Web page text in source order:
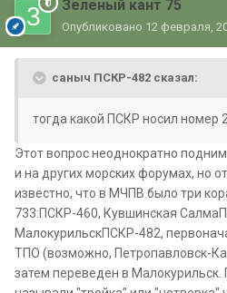
Зеленый кант 75
Опубликовано 12 февраля,
саныч ПСКР-482 сказал:
тогда какой ПСКР носил номер
Этот вопрос неоднократно
и на других морских форумах, но
известно, что в МЧПВ было три
733:ПСКР-460, Кувшинская
МалокурильскПСКР-482,
ТПО (возможно, Петропавловск-
затем переведен в